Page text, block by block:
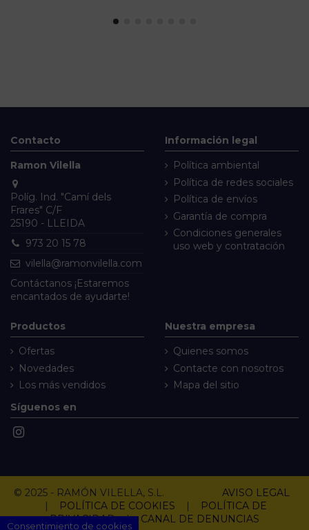
Contacto
Ramon Vilella
Políg. Ind. "Camí dels
Frares" C/F
25190 - LLEIDA
973 20 15 78
vilella@ramonvilella.com
Contáctanos ¡Estaremos
encantados de ayudarte!
Información legal
Política ambiental
Política de redes sociales
Política de envíos
Garantía de compra
Condiciones generales
uso web y contratación
Productos
Ofertas
Novedades
Los más vendidos
Nuestra empresa
Quienes somos
Contacte con nosotros
Mapa del sitio
Síguenos en
© 2025 - RAMÓN VILELLA, S.L. AVISO LEGAL
|
POLÍTICA DE COOKIES |
POLÍTICA DE
PRIVACIDAD| CANAL DE DENUNCIAS
Consentimiento de cookies